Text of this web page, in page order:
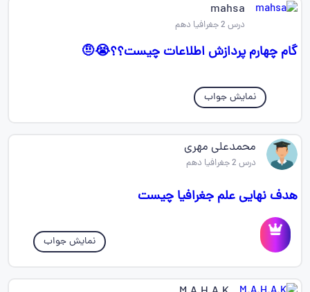
mahsa
درس 2 جغرافیا دهم
گام چهارم پردازش اطلاعات چیست؟؟😭🤨
نمایش جواب
محمدعلی مهری
درس 2 جغرافیا دهم
هدف نهایی علم جغرافیا چیست
نمایش جواب